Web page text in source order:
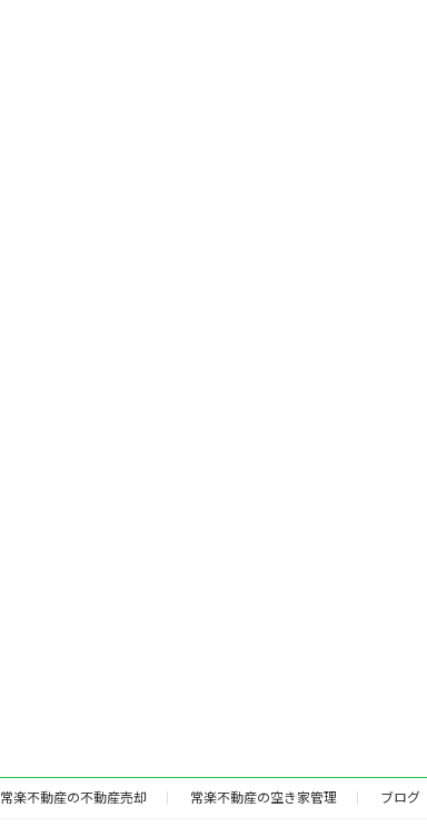
常楽不動産の不動産売却 常楽不動産の空き家管理 ブログ